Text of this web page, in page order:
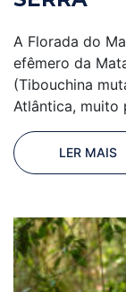
A Florada do
efêmero da
(Tibouchina
Atlântica, muito
LER MAIS